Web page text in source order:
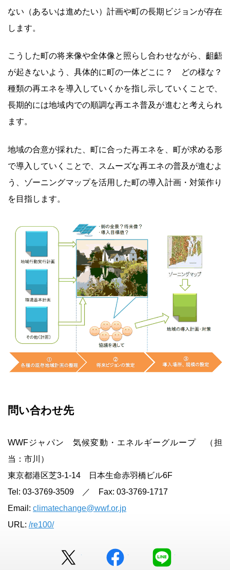
ない（あるいは進めたい）計画や町の長期ビジョンが存在
します。
こうした町の将来像や全体像と照らし合わせながら、齟齬
が起きないよう、具体的に町の一体どこに？ どの様な？
種類の再エネを導入していくかを指し示していくことで、
長期的には地域内での順調な再エネ普及が進むと考えられ
ます。
地域の合意が採れた、町に合った再エネを、町が求める形
で導入していくことで、スムーズな再エネの普及が進むよ
う、ゾーニングマップを活用した町の導入計画・対策作り
を目指します。
問い合わせ先
WWFジャパン 気候変動・エネルギーグループ （担
当：市川）
東京都港区芝3-1-14 日本生命赤羽橋ビル6F
Tel: 03-3769-3509 ／ Fax: 03-3769-1717
Email: climatechange@wwf.or.jp
URL: /re100/
facebook